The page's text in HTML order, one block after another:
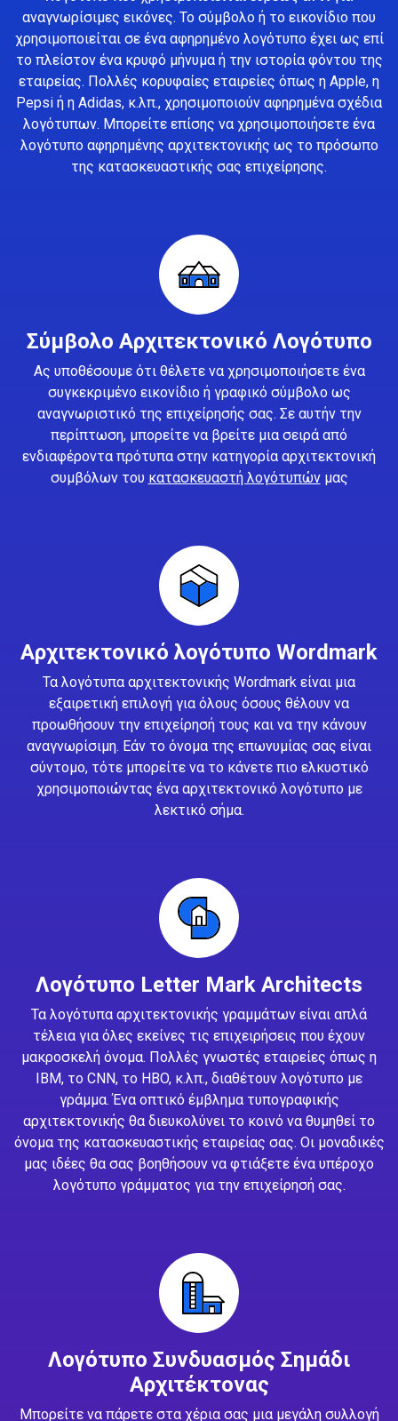
αναγνωρίσιμες εικόνες. Το σύμβολο ή το εικονίδιο που
χρησιμοποιείται σε ένα αφηρημένο λογότυπο έχει ως επί
το πλείστον ένα κρυφό μήνυμα ή την ιστορία φόντου της
εταιρείας. Πολλές κορυφαίες εταιρείες όπως η Apple, η
Pepsi ή η Adidas, κ.λπ., χρησιμοποιούν αφηρημένα σχέδια
λογότυπων. Μπορείτε επίσης να χρησιμοποιήσετε ένα
λογότυπο αφηρημένης αρχιτεκτονικής ως το πρόσωπο
της κατασκευαστικής σας επιχείρησης.
Σύμβολο Αρχιτεκτονικό Λογότυπο
Ας υποθέσουμε ότι θέλετε να χρησιμοποιήσετε ένα
συγκεκριμένο εικονίδιο ή γραφικό σύμβολο ως
αναγνωριστικό της επιχείρησής σας. Σε αυτήν την
περίπτωση, μπορείτε να βρείτε μια σειρά από
ενδιαφέροντα πρότυπα στην κατηγορία αρχιτεκτονική
συμβόλων του κατασκευαστή λογότυπώνμας
Αρχιτεκτονικό λογότυπο Wordmark
Τα λογότυπα αρχιτεκτονικής Wordmark είναι μια
εξαιρετική επιλογή για όλους όσους θέλουν να
προωθήσουν την επιχείρησή τους και να την κάνουν
αναγνωρίσιμη. Εάν το όνομα της επωνυμίας σας είναι
σύντομο, τότε μπορείτε να το κάνετε πιο ελκυστικό
χρησιμοποιώντας ένα αρχιτεκτονικό λογότυπο με
λεκτικό σήμα.
Λογότυπο Letter Mark Architects
Τα λογότυπα αρχιτεκτονικής γραμμάτων είναι απλά
τέλεια για όλες εκείνες τις επιχειρήσεις που έχουν
μακροσκελή όνομα. Πολλές γνωστές εταιρείες όπως η
IBM, το CNN, το HBO, κ.λπ., διαθέτουν λογότυπο με
γράμμα. Ένα οπτικό έμβλημα τυπογραφικής
αρχιτεκτονικής θα διευκολύνει το κοινό να θυμηθεί το
όνομα της κατασκευαστικής εταιρείας σας. Οι μοναδικές
μας ιδέες θα σας βοηθήσουν να φτιάξετε ένα υπέροχο
λογότυπο γράμματος για την επιχείρησή σας.
Λογότυπο Συνδυασμός Σημάδι
Αρχιτέκτονας
Μπορείτε να πάρετε στα χέρια σας μια μεγάλη συλλογή